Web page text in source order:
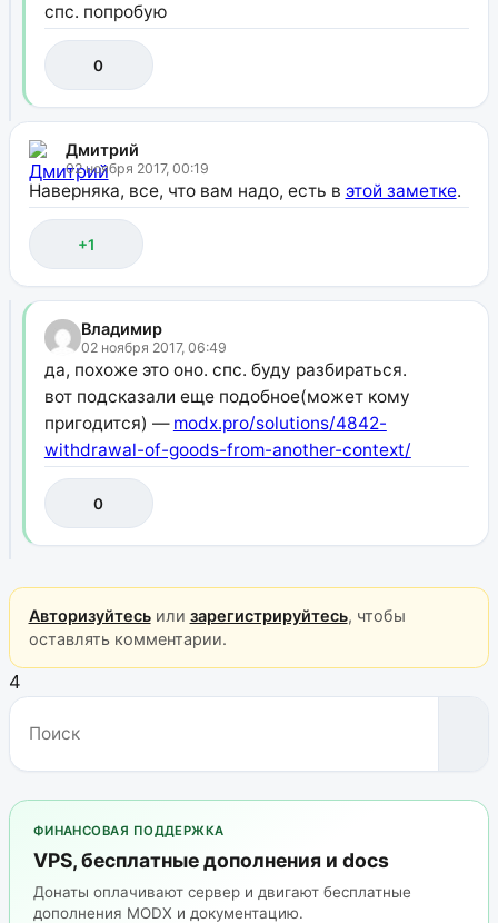
спс. попробую
0
Дмитрий
02 ноября 2017, 00:19
Наверняка, все, что вам надо, есть в этой заметке.
+1
Владимир
02 ноября 2017, 06:49
да, похоже это оно. спс. буду разбираться.
вот подсказали еще подобное(может кому
пригодится) — modx.pro/solutions/4842-
withdrawal-of-goods-from-another-context/
0
Авторизуйтесьили зарегистрируйтесь, чтобы
оставлять комментарии.
4
ФИНАНСОВАЯ ПОДДЕРЖКА
VPS, бесплатные дополнения и docs
Донаты оплачивают сервер и двигают бесплатные
дополнения MODX и документацию.